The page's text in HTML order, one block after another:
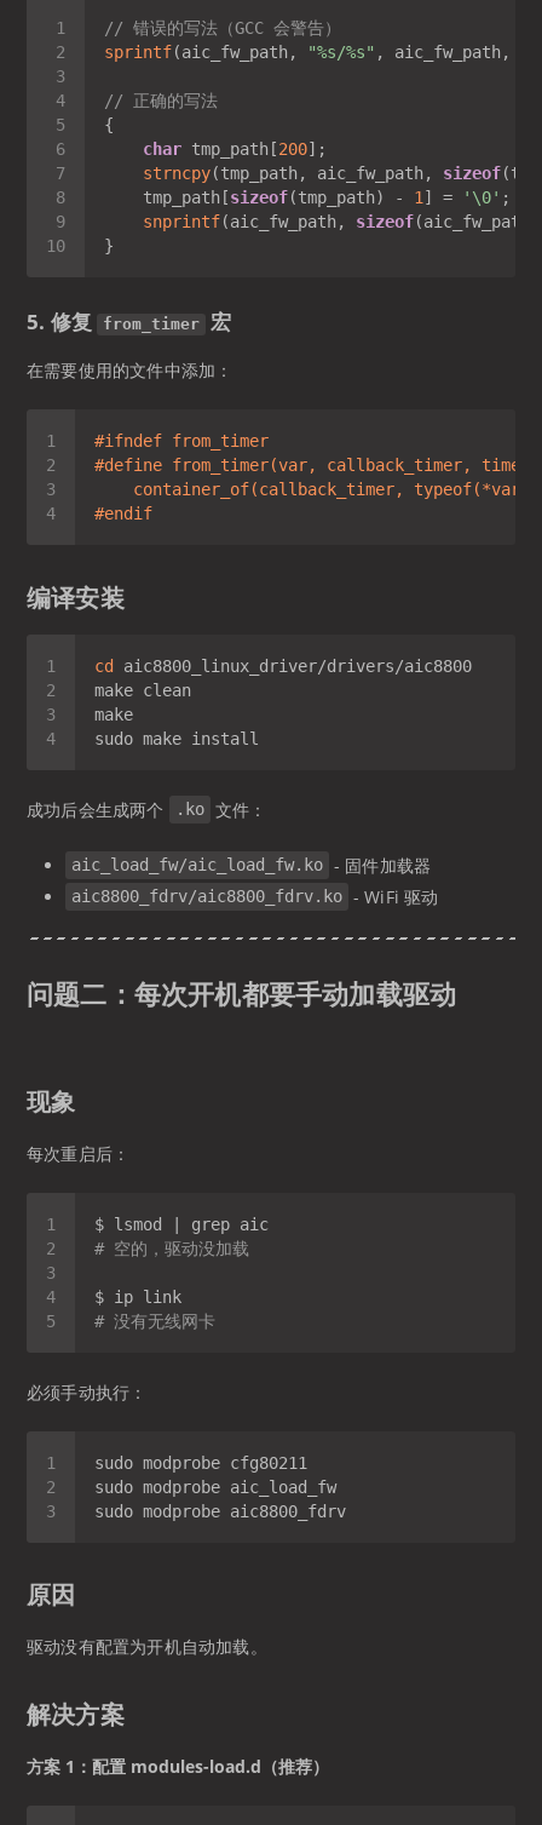
// 错误的写法（GCC 会警告）
sprintf(aic_fw_path, "%s/%s" , aic_fw_path,
// 正确的写法
char tmp_path[200
strncpy(tmp_path, aic_fw_path, sizeof
    tmp_path[
sizeof(tmp_path) - 1 ] = '\0'
snprintf(aic_fw_path, sizeof
5. 修复 from_timer 宏
在需要使用的文件中添加：
#ifndef from_timer
#define
container_of(callback_timer,
#endif
编译安装
cd
成功后会生成两个 .ko 文件：
aic_load_fw/aic_load_fw.ko - 固件加载器
aic8800_fdrv/aic8800_fdrv.ko - WiFi 驱动
问题二：每次开机都要手动加载驱动
现象
每次重启后：
# 空的，驱动没加载
# 没有无线网卡
必须手动执行：
原因
驱动没有配置为开机自动加载。
解决方案
方案 1：配置 modules-load.d（推荐）